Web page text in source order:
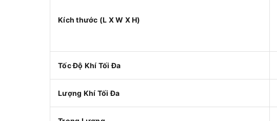
Kích thước (L X W X H)
Tốc Độ Khí Tối Đa
Lượng Khí Tối Đa